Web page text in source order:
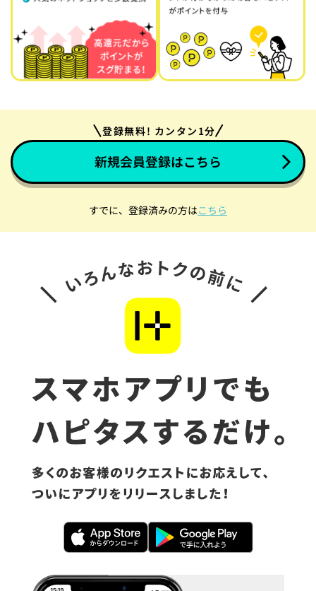
登録無料! カンタン1分
新規会員登録はこちら
すでに、登録済みの方はこちら